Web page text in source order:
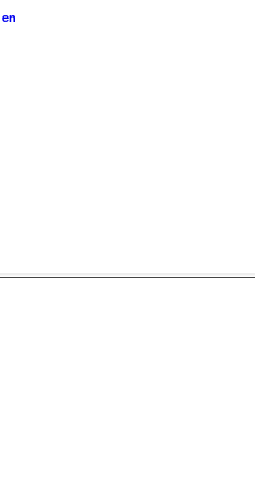
en